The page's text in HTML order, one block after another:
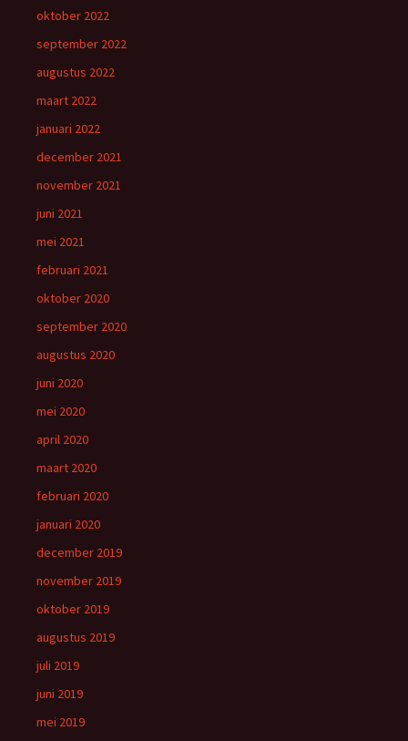
oktober 2022
september 2022
augustus 2022
maart 2022
januari 2022
december 2021
november 2021
juni 2021
mei 2021
februari 2021
oktober 2020
september 2020
augustus 2020
juni 2020
mei 2020
april 2020
maart 2020
februari 2020
januari 2020
december 2019
november 2019
oktober 2019
augustus 2019
juli 2019
juni 2019
mei 2019